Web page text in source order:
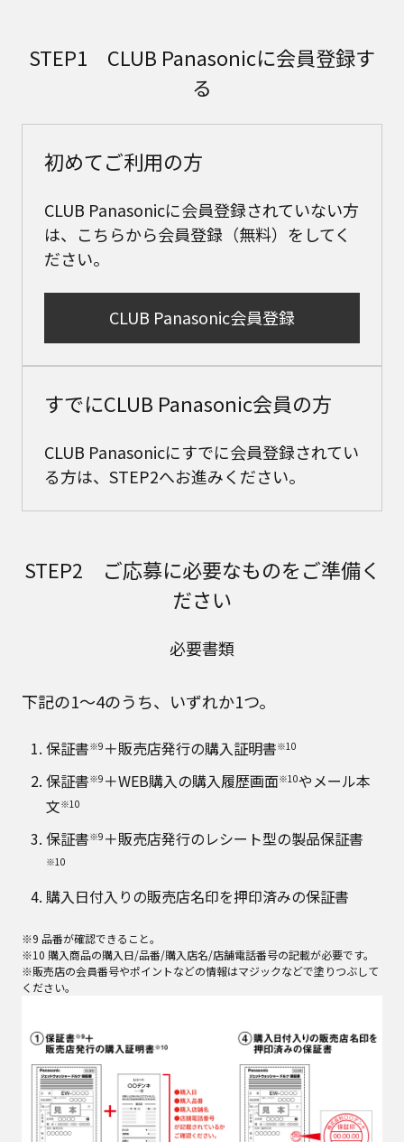
STEP1 CLUB Panasonicに会員登録す
る
初めてご利用の方
CLUB Panasonicに会員登録されていない方
は、こちらから会員登録（無料）をしてく
ださい。
CLUB Panasonic会員登録
すでにCLUB Panasonic会員の方
CLUB Panasonicにすでに会員登録されてい
る方は、STEP2へお進みください。
STEP2 ご応募に必要なものをご準備く
ださい
必要書類
下記の1～4のうち、いずれか1つ。
保証書※9 ＋販売店発行の購入証明書※10
保証書※9 ＋WEB購入の購入履歴画面※10やメール本
文※10
保証書※9 ＋販売店発行のレシート型の製品保証書
※10
購入日付入りの販売店名印を押印済みの保証書
※9 品番が確認できること。
※10 購入商品の購入日/品番/購入店名/店舗電話番号の記載が必要です。
※販売店の会員番号やポイントなどの情報はマジックなどで塗りつぶして
ください。